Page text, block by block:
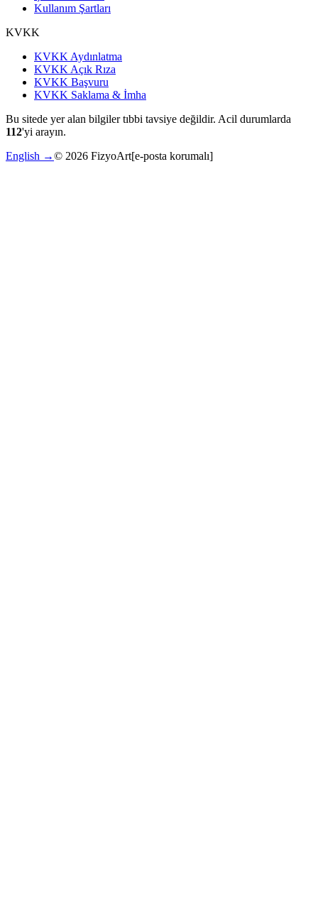
Kullanım Şartları
KVKK
KVKK Aydınlatma
KVKK Açık Rıza
KVKK Başvuru
KVKK Saklama & İmha
Bu sitede yer alan bilgiler tıbbi tavsiye değildir. Acil durumlarda
112'yi arayın.
English →© 2026 FizyoArt[e-posta korumalı]